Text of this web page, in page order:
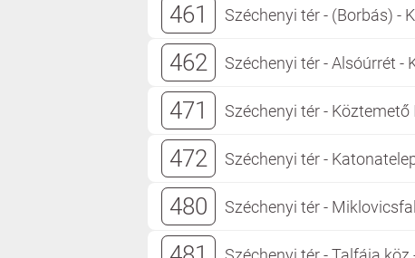
461 Széchenyi tér - (Borbás) -
462 Széchenyi tér - Alsóúrrét -
471 Széchenyi tér - Köztemető
472 Széchenyi tér -
480 Széchenyi tér -